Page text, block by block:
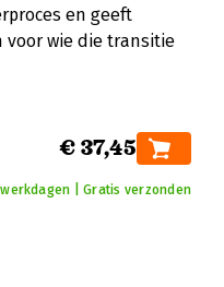
en geeft
voor wie die transitie
€ 37,45
| Gratis verzonden